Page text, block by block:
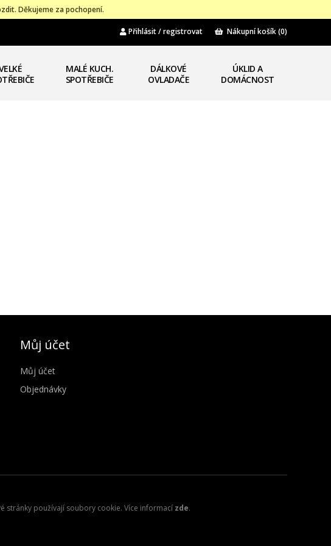
Děkujeme za pochopení.
Přihlásit / registrovat Nákupní košík(0)
MALÉ KUCH.
SPOTŘEBIČE
DÁLKOVÉ
OVLADAČE
ÚKLID A
DOMÁCNOST
Můj účet
Můj účet
Objednávky
stránky používají soubory cookie. Více informací zde.